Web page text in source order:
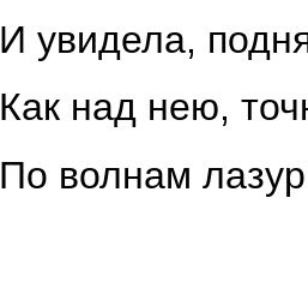
И увидела,
Как над нею,
По волнам